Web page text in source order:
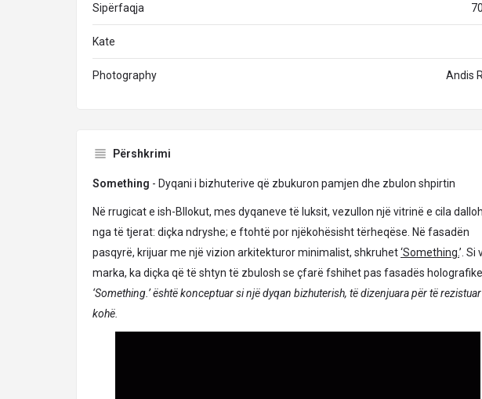
Sipërfaqja
Kate
Photography Andis
Përshkrimi
Something - Dyqani i bizhuterive që zbukuron pamjen dhe zbulon shpirtin
Në rrugicat e ish-Bllokut, mes dyqaneve të luksit, vezullon një vitrinë e cila
nga të tjerat: diçka ndryshe; e ftohtë por njëkohësisht tërheqëse. Në fasadën
pasqyrë, krijuar me një vizion arkitekturor minimalist, shkruhet‘Something.’. Si
marka, ka diçka që të shtyn të zbulosh se çfarë fshihet pas fasadës hologra­fike.
‘Something.’ është konceptuar si një dyqan bizhuterish, të dizenjuara për të
kohë.